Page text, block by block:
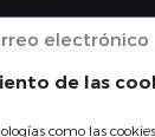
de las
como las
lapolítica